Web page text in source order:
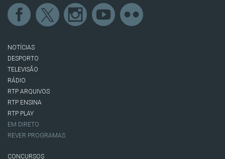
NOTÍCIAS
DESPORTO
TELEVISÃO
RÁDIO
RTP ARQUIVOS
RTP ENSINA
RTP PLAY
EM DIRETO
REVER PROGRAMAS
CONCURSOS